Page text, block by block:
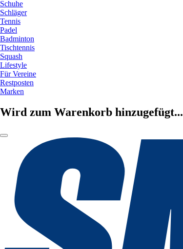
Schuhe
Schläger
Tennis
Padel
Badminton
Tischtennis
Squash
Lifestyle
Für Vereine
Restposten
Marken
Wird zum Warenkorb hinzugefügt...